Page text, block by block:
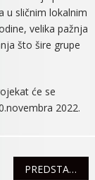
u sličnim lokalnim
velika pažnja
što šire grupe
će se
2022.
PREDSTAVA „O SRĐANU: KOJE NACIONALNOSTI JE ISTINA?“ U UTORAK PRED GIMNAZIJALCIMA